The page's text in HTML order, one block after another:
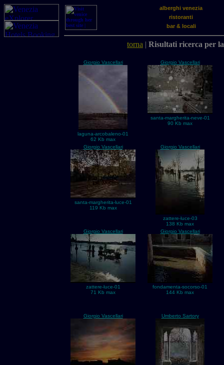
alberghi venezia
ristoranti
bar & locali
torna | Risultati ricerca per
Giorgio Vascellari
laguna-arcobaleno-01
62 Kb max
Giorgio Vascellari
santa-margherita-neve-01
90 Kb max
Giorgio Vascellari
santa-margherita-luce-01
119 Kb max
Giorgio Vascellari
zattere-luce-03
138 Kb max
Giorgio Vascellari
zattere-luce-01
71 Kb max
Giorgio Vascellari
fondamenta-socorso-01
144 Kb max
Giorgio Vascellari Umberto Sartory